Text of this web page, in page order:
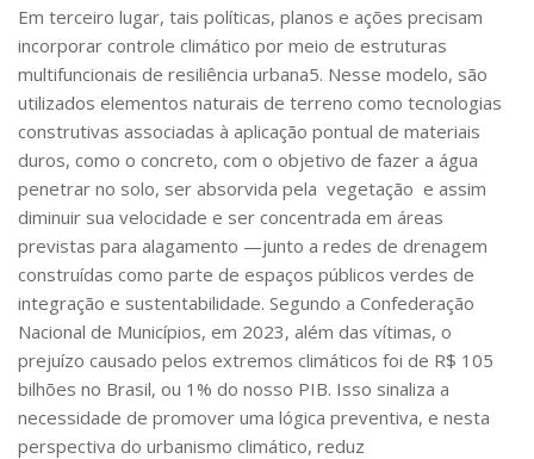
Em terceiro lugar, tais políticas, planos e ações precisam
incorporar controle climático por meio de estruturas
multifuncionais de resiliência urbana5. Nesse modelo, são
utilizados elementos naturais de terreno como tecnologias
construtivas associadas à aplicação pontual de materiais
duros, como o concreto, com o objetivo de fazer a água
penetrar no solo, ser absorvida pela vegetação e assim
diminuir sua velocidade e ser concentrada em áreas
previstas para alagamento —junto a redes de drenagem
construídas como parte de espaços públicos verdes de
integração e sustentabilidade. Segundo a Confederação
Nacional de Municípios, em 2023, além das vítimas, o
prejuízo causado pelos extremos climáticos foi de R$ 105
bilhões no Brasil, ou 1% do nosso PIB. Isso sinaliza a
necessidade de promover uma lógica preventiva, e nesta
perspectiva do urbanismo climático, reduz